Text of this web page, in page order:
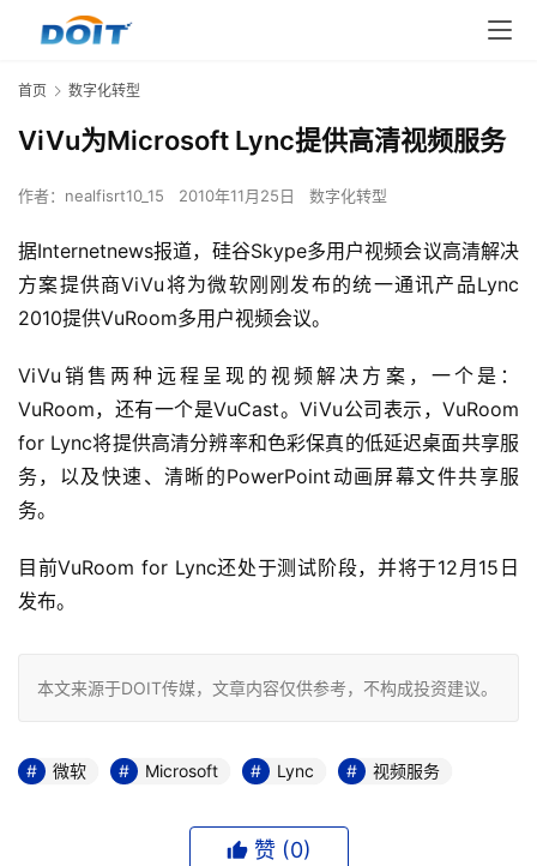
首页 数字化转型
ViVu为Microsoft Lync提供高清视频服务
作者： nealfisrt10_15 2010年11月25日 数字化转型
据Internetnews报道，硅谷Skype多用户视频会议高清解决
方案提供商ViVu将为微软刚刚发布的统一通讯产品Lync
2010提供VuRoom多用户视频会议。
ViVu销售两种远程呈现的视频解决方案，一个是：
VuRoom，还有一个是VuCast。ViVu公司表示，VuRoom
for Lync将提供高清分辨率和色彩保真的低延迟桌面共享服
务，以及快速、清晰的PowerPoint动画屏幕文件共享服
务。
目前VuRoom for Lync还处于测试阶段，并将于12月15日
发布。
本文来源于DOIT传媒，文章内容仅供参考，不构成投资建议。
微软 Microsoft Lync 视频服务
赞 (0)